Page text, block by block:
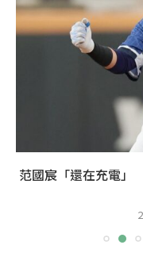
范國宸「還在充電」